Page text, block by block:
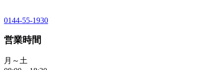
0144-55-1930
営業時間
月～土